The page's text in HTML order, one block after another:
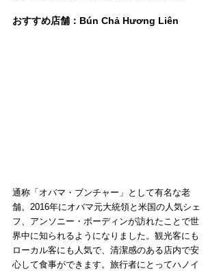
おすすめ店舗：Bún Chả Hương Liên
通称「オバマ・ブンチャー」として有名な老
舗。2016年にオバマ元大統領と米国の人気シェ
フ、アンソニー・ボーディンが訪れたことで世
界中に知られるようになりました。観光客にも
ローカル客にも人気で、清潔感のある店内で安
心して食事ができます。旅行者にとってハノイ